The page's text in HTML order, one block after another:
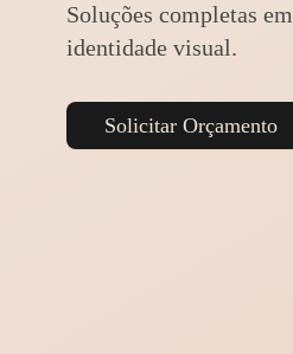
Soluções completas
identidade visual.
Solicitar Orçamento